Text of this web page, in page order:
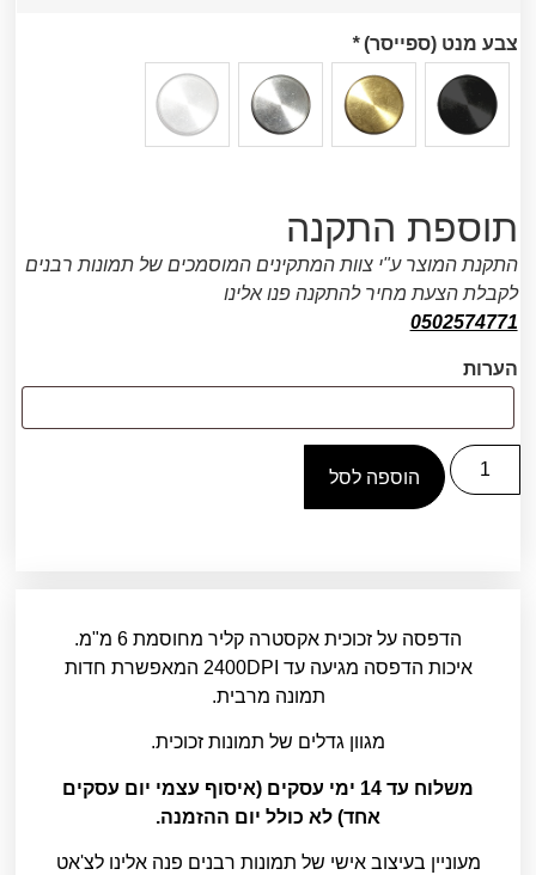
צבע מנט (ספייסר)*
תוספת התקנה
התקנת המוצר ע"י צוות המתקינים המוסמכים של תמונות רבנים
לקבלת הצעת מחיר להתקנה פנו אלינו
0502574771
הערות
הוספה לסל
הדפסה על זכוכית אקסטרה קליר מחוסמת 6 מ"מ.
איכות הדפסה מגיעה עד 2400DPI המאפשרת חדות
תמונה מרבית.
מגוון גדלים של תמונות זכוכית.
משלוח עד 14 ימי עסקים (איסוף עצמי יום עסקים
אחד) לא כולל יום ההזמנה.
מעוניין בעיצוב אישי של תמונות רבנים פנה אלינו לצ'אט